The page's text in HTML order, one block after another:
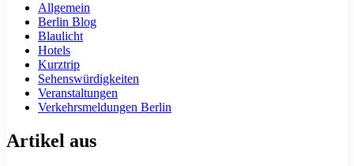
Allgemein
Berlin Blog
Blaulicht
Hotels
Kurztrip
Sehenswürdigkeiten
Veranstaltungen
Verkehrsmeldungen Berlin
Artikel aus